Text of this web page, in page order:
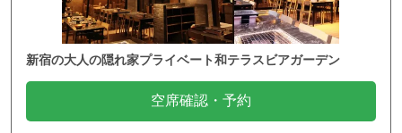
新宿の大人の隠れ家プライベート和テラスビアガーデン
空席確認・予約